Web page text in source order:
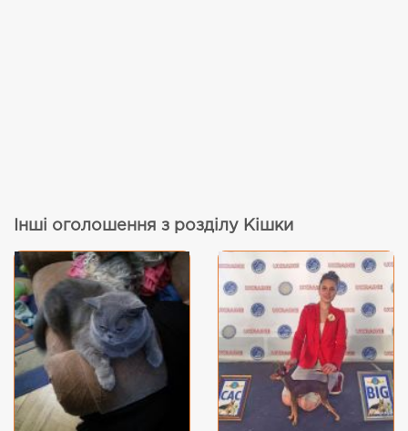
Інші оголошення з розділу Кішки